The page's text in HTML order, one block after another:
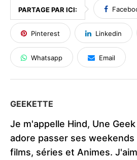
PARTAGE PAR ICI:
Pinterest Linkedin
Whatsapp Email
GEEKETTE
Je m'appelle Hind, Une
adore passer ses weekends
films, séries et Animes.